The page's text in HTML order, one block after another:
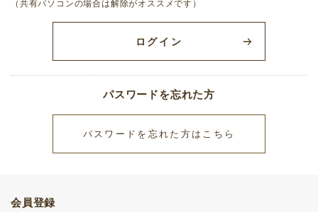
（共有パソコンの場合は解除がオススメです）
ログイン
パスワードを忘れた方
パスワードを忘れた方はこちら
会員登録